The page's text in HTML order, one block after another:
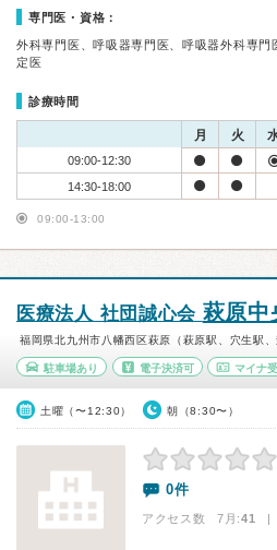
専門医・資格：
外科専門医、呼吸器専門医、呼吸器外科専
定医
診療時間
月 火
09:00-12:30
14:30-18:00
09:00-13:00
医療法人 社団誠心会 萩原中
福岡県北九州市八幡西区萩原（萩原駅、穴生駅、
駐車場あり 電子決済可 マイナ
土曜（〜12:30） 朝（8:30〜）
0件
アクセス数 7月:41 |